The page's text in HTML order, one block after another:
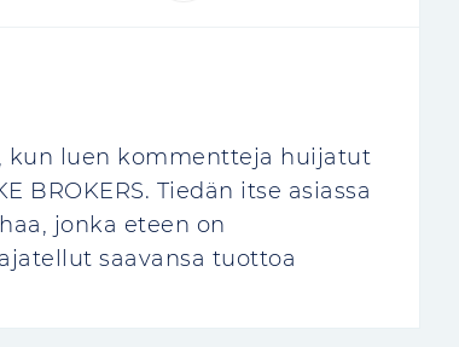
kun luen kommentteja huijatut
BROKERS. Tiedän itse asiassa
jonka eteen on
saavansa tuottoa